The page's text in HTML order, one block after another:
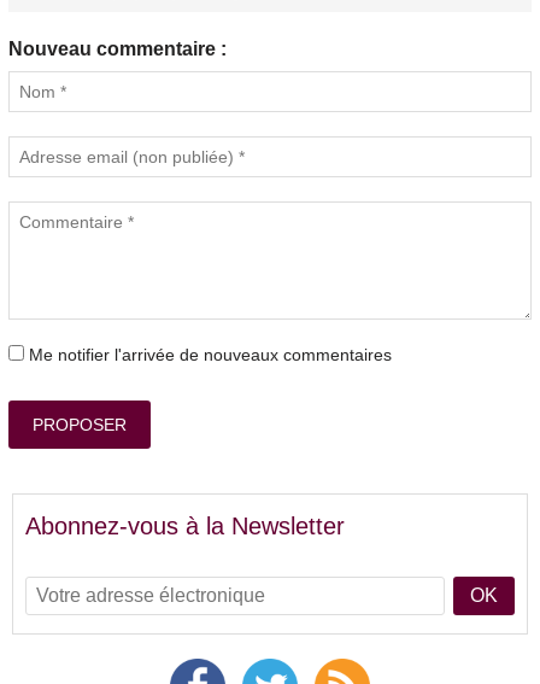
Nouveau commentaire :
Me notifier l'arrivée de nouveaux commentaires
PROPOSER
Abonnez-vous à la Newsletter
OK